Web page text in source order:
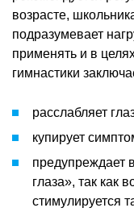
возрасте,
подразумевает
применять и в
гимнастики
расслабляет
купирует
предупреждает
глаза», так как
стимулируется